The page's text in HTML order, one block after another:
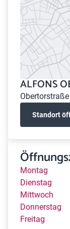
ALFONS
Standort
Montag
Dienstag
Mittwoch
Donnerstag
Freitag